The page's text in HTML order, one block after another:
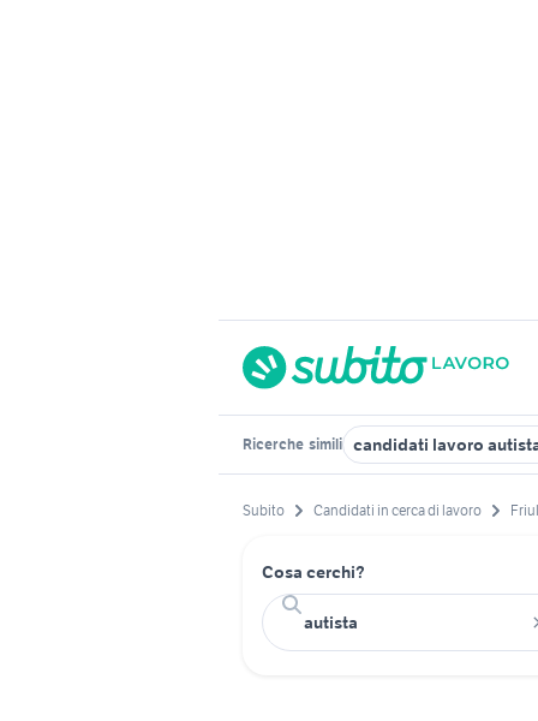
Ricerche simili candidati lavoro
Subito Candidati in cerca di lavoro
Cosa cerchi?